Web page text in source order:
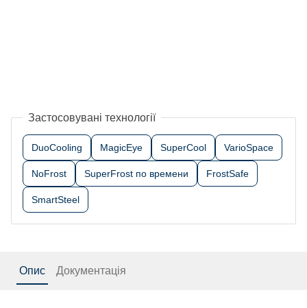
Застосовувані технології
DuoCooling MagicEye SuperCool VarioSpace
NoFrost SuperFrost по времени FrostSafe
SmartSteel
Опис Документація